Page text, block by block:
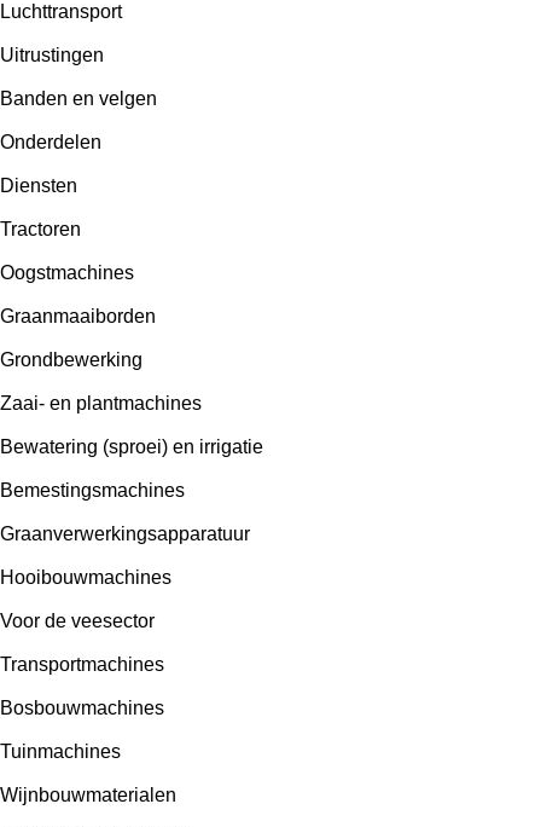
Luchttransport
Uitrustingen
Banden en velgen
Onderdelen
Diensten
Tractoren
Oogstmachines
Graanmaaiborden
Grondbewerking
Zaai- en plantmachines
Bewatering (sproei) en irrigatie
Bemestingsmachines
Graanverwerkingsapparatuur
Hooibouwmachines
Voor de veesector
Transportmachines
Bosbouwmachines
Tuinmachines
Wijnbouwmaterialen